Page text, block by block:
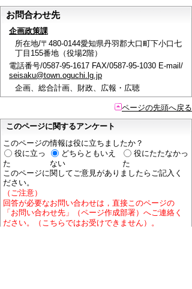
お問合わせ先
企画政策課
所在地/〒480-0144愛知県丹羽郡大口町下小口七
丁目155番地（役場2階）
電話番号/0587-95-1617 FAX/0587-95-1030 E-mail/
seisaku@town.oguchi.lg.jp
企画、総合計画、財政、広報・広聴
ページの先頭へ戻る
このページに関するアンケート
このページの情報は役に立ちましたか？
役に立っ
た
どちらともいえ
ない
役にたたなかっ
た
このページに関してご意見がありましたらご記入く
ださい。
（ご注意）
回答が必要なお問い合わせは，直接このページの
「お問い合わせ先」（ページ作成部署）へご連絡く
ださい。（こちらではお受けできません）。